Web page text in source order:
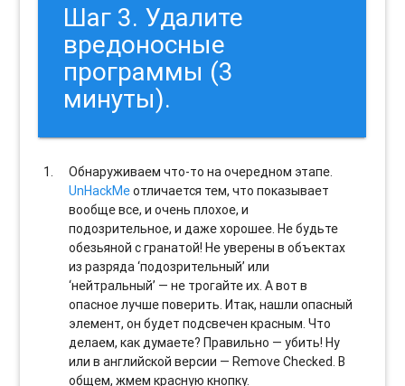
Шаг 3. Удалите
вредоносные
программы (3
минуты).
Обнаруживаем что-то на очередном этапе.
UnHackMeотличается тем, что показывает
вообще все, и очень плохое, и
подозрительное, и даже хорошее. Не будьте
обезьяной с гранатой! Не уверены в объектах
из разряда ‘подозрительный’ или
‘нейтральный’ — не трогайте их. А вот в
опасное лучше поверить. Итак, нашли опасный
элемент, он будет подсвечен красным. Что
делаем, как думаете? Правильно — убить! Ну
или в английской версии — Remove Checked. В
общем, жмем красную кнопку.